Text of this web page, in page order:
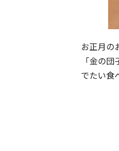
お正月の
「金の
でたい食